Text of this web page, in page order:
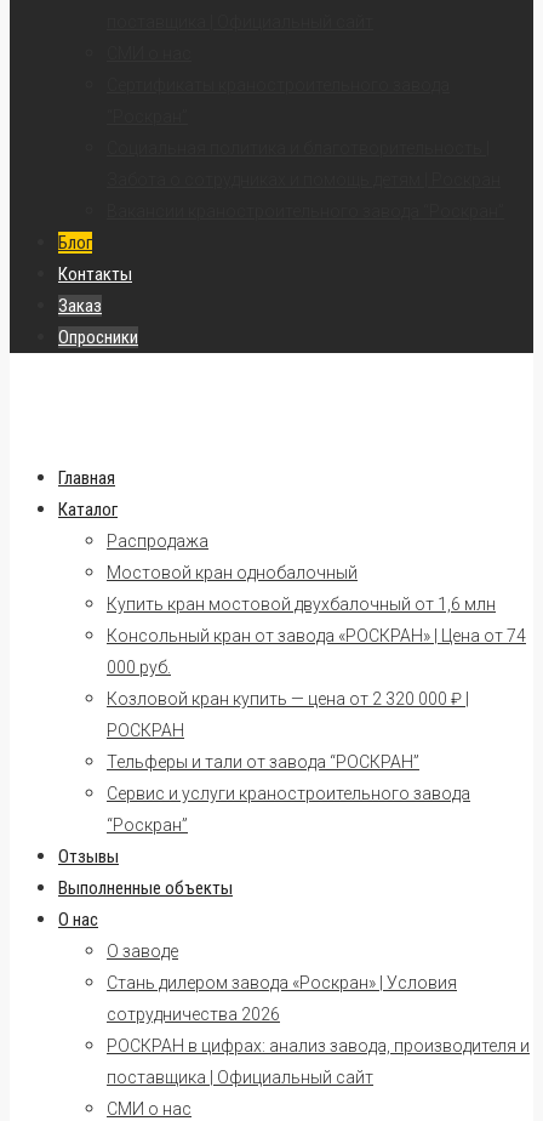
Блог
Контакты
Заказ
Опросники
Главная
Каталог
Распродажа
Мостовой кран однобалочный
Купить кран мостовой двухбалочный от 1,6 млн
Консольный кран от завода «РОСКРАН» | Цена от 74
000 руб.
Козловой кран купить — цена от 2 320 000 ₽ |
РОСКРАН
Тельферы и тали от завода “РОСКРАН”
Сервис и услуги краностроительного завода
“Роскран”
Отзывы
Выполненные объекты
О нас
О заводе
Стань дилером завода «Роскран» | Условия
сотрудничества 2026
РОСКРАН в цифрах: анализ завода, производителя и
поставщика | Официальный сайт
СМИ о нас